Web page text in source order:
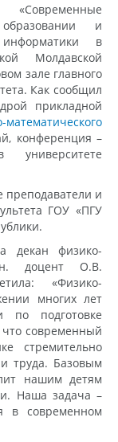
и
информатики в
Молдавской
зале главного
Как сообщил
прикладной
математического
конференция –
преподаватели и
ГОУ «ПГУ
декан физико-
доцент О.В.
«Физико-
многих лет
по подготовке
современный
стремительно
труда. Базовым
нашим детям
Наша задача –
в современном